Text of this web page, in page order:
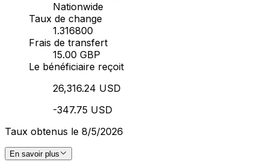
Nationwide
Taux de change
1.316800
Frais de transfert
15.00 GBP
Le bénéficiaire reçoit
26,316.24 USD
-347.75 USD
Taux obtenus le 8/5/2026
En savoir plus